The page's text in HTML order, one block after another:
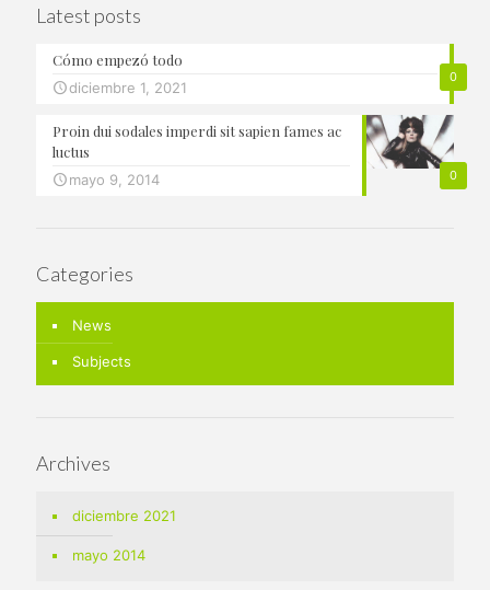
Latest posts
0
Cómo empezó todo
diciembre 1, 2021
0
Proin dui sodales imperdi sit sapien fames ac
luctus
mayo 9, 2014
Categories
News
Subjects
Archives
diciembre 2021
mayo 2014